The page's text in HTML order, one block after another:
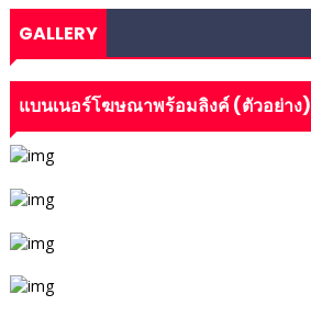
GALLERY
แบนเนอร์โฆษณาพร้อมลิงค์ (ตัวอย่าง)